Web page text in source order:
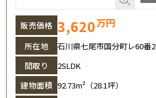
販売価格 3,620万円
所在地
石川県七尾市国分町レ60番2
間取り
2SLDK
建物面積 92.73m²（28.1坪）